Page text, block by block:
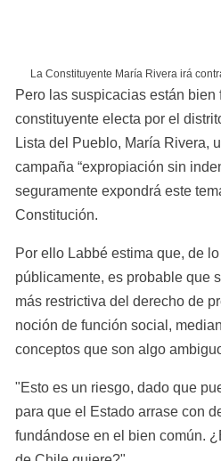
La Constituyente María Rivera irá
Pero las suspicacias están bien
constituyente electa por el
Lista del Pueblo, María Rivera,
campaña “expropiación sin
seguramente expondrá este
Constitución.
Por ello Labbé estima que, de
públicamente, es probable que
más restrictiva del derecho de
noción de función social,
conceptos que son algo
"Esto es un riesgo, dado que
para que el Estado arrase con
fundándose en el bien común.